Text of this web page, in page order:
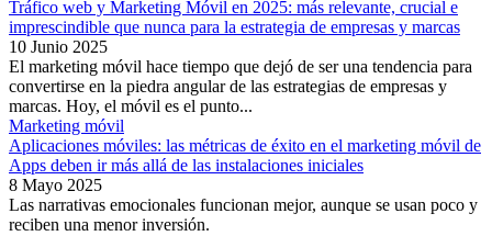
Tráfico web y Marketing Móvil en 2025: más relevante, crucial e
imprescindible que nunca para la estrategia de empresas y marcas
10 Junio 2025
El marketing móvil hace tiempo que dejó de ser una tendencia para
convertirse en la piedra angular de las estrategias de empresas y
marcas. Hoy, el móvil es el punto...
Marketing móvil
Aplicaciones móviles: las métricas de éxito en el marketing móvil de
Apps deben ir más allá de las instalaciones iniciales
8 Mayo 2025
Las narrativas emocionales funcionan mejor, aunque se usan poco y
reciben una menor inversión.